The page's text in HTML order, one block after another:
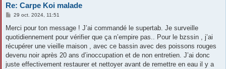
Re: Carpe Koi malade
M
s
a
g
29 oct. 2024, 11:51
Merci pour ton message ! J’ai commandé le supertab. Je surveille
quotidiennement pour vérifier que ça n’empire pas.. Pour le bzssin , j’ai
récupérer une vieille maison , avec ce bassin avec des poissons rouges
devenu noir après 20 ans d’inoccupation et de non entretien. J’ai donc
juste effectivement restaurer et nettoyer avant de remettre en eau il y a